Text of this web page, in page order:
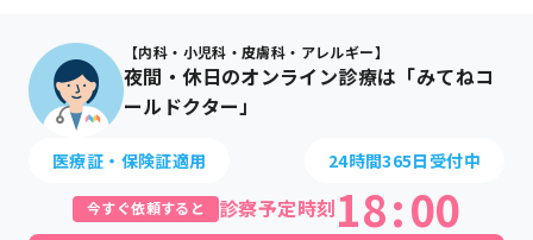
【内科・小児科・皮膚科・アレルギー】
夜間・休日のオンライン診療は「みてねコ
ールドクター」
医療証・保険証適用 24時間365日受付中
今すぐ依頼すると 診察予定時刻18:00